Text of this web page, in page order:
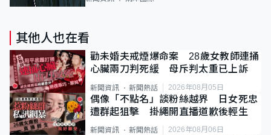
其他人也在看
勸未婚夫戒煙爆命案 28歲女教師連捅
心臟兩刀判死緩 母斥判太重已上訴
新聞資訊 新聞熱話 2026年08月05日
偶像「不點名」談粉絲越界 日女死忠
遭群起狙擊 掛繩開直播道歉後輕生
新聞資訊 新聞熱話 2026年08月06日